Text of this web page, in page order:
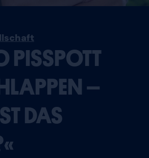
PISSPOTT
–
DAS